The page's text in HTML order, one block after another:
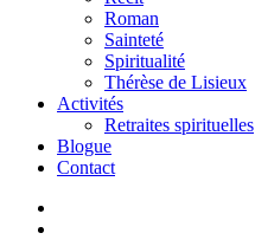
Roman
Sainteté
Spiritualité
Thérèse de Lisieux
Activités
Retraites spirituelles
Blogue
Contact